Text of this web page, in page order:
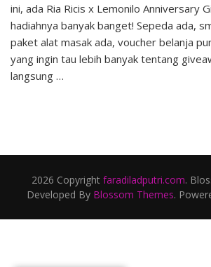
ini, ada Ria Ricis x Lemonilo Anniversary
hadiahnya banyak banget! Sepeda ada,
paket alat masak ada, voucher belanja
yang ingin tau lebih banyak tentang
langsung …
2026 Copyright faradiladputri.com.
Developed By Blossom Themes.